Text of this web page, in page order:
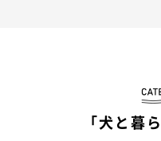
「犬と暮